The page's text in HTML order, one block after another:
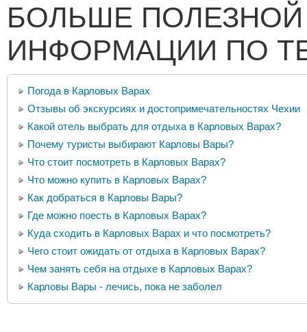
БОЛЬШЕ ПОЛЕЗНОЙ
ИНФОРМАЦИИ ПО
Погода в Карловых Варах
Отзывы об экскурсиях и достопримечательностях Чехии
Какой отель выбрать для отдыха в Карловых Варах?
Почему туристы выбирают Карловы Вары?
Что стоит посмотреть в Карловых Варах?
Что можно купить в Карловых Варах?
Как добраться в Карловы Вары?
Где можно поесть в Карловых Варах?
Куда сходить в Карловых Варах и что посмотреть?
Чего стоит ожидать от отдыха в Карловых Варах?
Чем занять себя на отдыхе в Карловых Варах?
Карловы Вары - лечись, пока не заболел